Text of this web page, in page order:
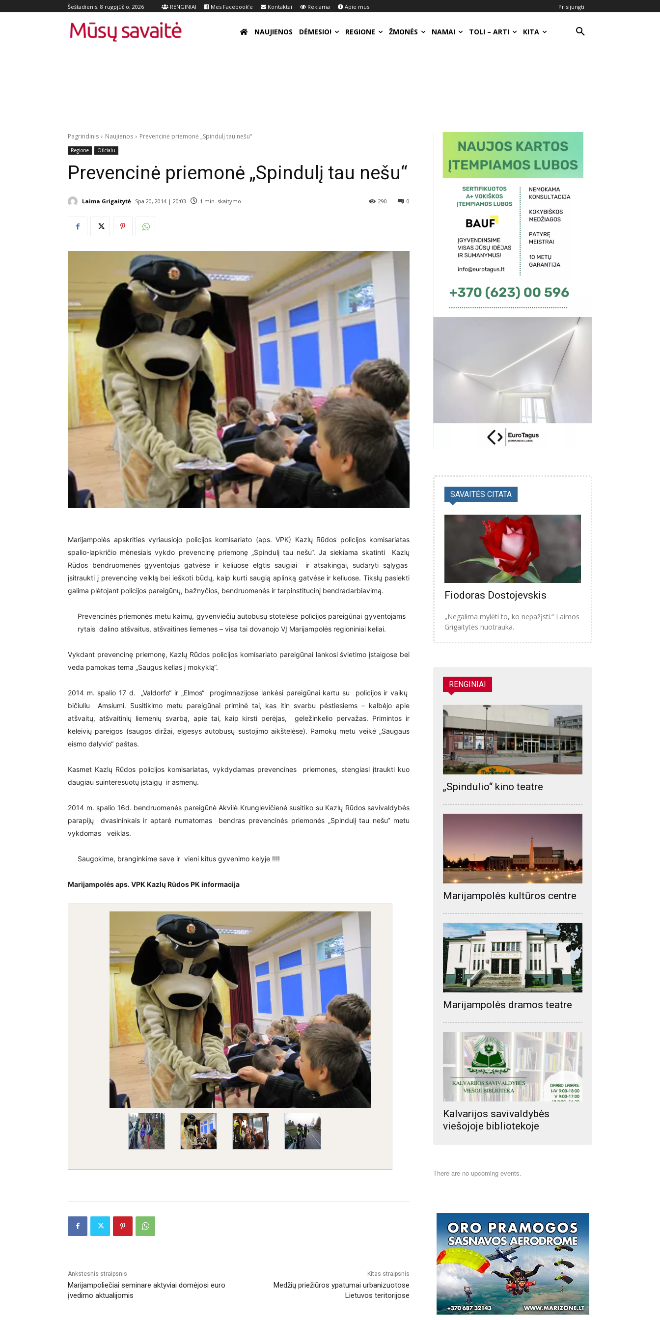
Šeštadienis, 8 rugpjūčio, 2026 RENGINIAI Mes Facebook’e Kontaktai Reklama Apie mus Prisijungti
NAUJIENOS DĖMESIO! REGIONE ŽMONĖS NAMAI TOLI – ARTI KITA
Pagrindinis Naujienos Prevencinė priemonė „Spindulį tau nešu“
Regione Oficialu
Prevencinė priemonė „Spindulį tau nešu“
Laima Grigaitytė Spa 20, 2014 | 20:03 1 min. skaitymo 0
290
Marijampolės apskrities vyriausiojo policijos komisariato (aps. VPK) Kazlų Rūdos policijos komisariatas
spalio-lapkričio mėnesiais vykdo prevencinę priemonę „Spindulį tau nešu“. Ja siekiama skatinti Kazlų
Rūdos bendruomenės gyventojus gatvėse ir keliuose elgtis saugiai ir atsakingai, sudaryti sąlygas
įsitraukti į prevencinę veiklą bei ieškoti būdų, kaip kurti saugią aplinką gatvėse ir keliuose. Tikslų pasiekti
galima plėtojant policijos pareigūnų, bažnyčios, bendruomenės ir tarpinstitucinį bendradarbiavimą.
Prevencinės priemonės metu kaimų, gyvenviečių autobusų stotelėse policijos pareigūnai gyventojams
rytais dalino atšvaitus, atšvaitines liemenes – visa tai dovanojo VĮ Marijampolės regioniniai keliai.
Vykdant prevencinę priemonę, Kazlų Rūdos policijos komisariato pareigūnai lankosi švietimo įstaigose bei
veda pamokas tema „Saugus kelias į mokyklą“.
2014 m. spalio 17 d. „Valdorfo“ ir „Elmos“ progimnazijose lankėsi pareigūnai kartu su policijos ir vaikų
bičiuliu Amsiumi. Susitikimo metu pareigūnai priminė tai, kas itin svarbu pėstiesiems – kalbėjo apie
atšvaitų, atšvaitinių liemenių svarbą, apie tai, kaip kirsti perėjas, geležinkelio pervažas. Primintos ir
keleivių pareigos (saugos diržai, elgesys autobusų sustojimo aikštelėse). Pamokų metu veikė „Saugaus
eismo dalyvio“ paštas.
Kasmet Kazlų Rūdos policijos komisariatas, vykdydamas prevencines priemones, stengiasi įtraukti kuo
daugiau suinteresuotų įstaigų ir asmenų.
2014 m. spalio 16d. bendruomenės pareigūnė Akvilė Krunglevičienė susitiko su Kazlų Rūdos savivaldybės
parapijų dvasininkais ir aptarė numatomas bendras prevencinės priemonės „Spindulį tau nešu“ metu
vykdomas veiklas.
Saugokime, branginkime save ir vieni kitus gyvenimo kelyje !!!!
Marijampolės aps. VPK Kazlų Rūdos PK informacija
Ankstesnis straipsnis
Marijampoliečiai seminare aktyviai domėjosi euro
įvedimo aktualijomis
Kitas straipsnis
Medžių priežiūros ypatumai urbanizuotose
Lietuvos teritorijose
SAVAITĖS CITATA
Fiodoras Dostojevskis
„Negalima mylėti to, ko nepažįsti.“ Laimos
Grigaitytės nuotrauka.
RENGINIAI
„Spindulio“ kino teatre
Marijampolės kultūros centre
Marijampolės dramos teatre
Kalvarijos savivaldybės
viešojoje bibliotekoje
There are no upcoming events.